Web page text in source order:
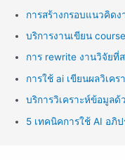
การสร้างกรอบแนวคิด
บริการงานเขียน
การ rewrite งานวิจัยที่
การใช้ ai เขียนผลวิเค
บริการวิเคราะห์ข้อมูลด้
5 เทคนิคการใช้ AI อภิ